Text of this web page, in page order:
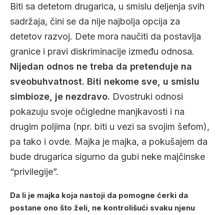
Biti sa detetom drugarica, u smislu deljenja svih
sadržaja, čini se da nije najbolja opcija za
detetov razvoj. Dete mora naučiti da postavlja
granice i pravi diskriminacije između odnosa.
Nijedan odnos ne treba da pretenduje na
sveobuhvatnost. Biti nekome sve, u smislu
simbioze, je nezdravo. Dvostruki odnosi
pokazuju svoje očigledne manjkavosti i na
drugim poljima (npr. biti u vezi sa svojim šefom),
pa tako i ovde. Majka je majka, a pokušajem da
bude drugarica sigurno da gubi neke majčinske
“privilegije”.
Da li je majka koja nastoji da pomogne ćerki da
postane ono što želi, ne kontrolišući svaku njenu